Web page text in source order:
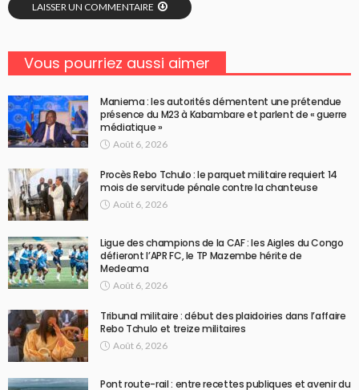
LAISSER UN COMMENTAIRE
Vous pourriez aussi aimer
Maniema : les autorités démentent une prétendue
présence du M23 à Kabambare et parlent de « guerre
médiatique »
Août 6, 2026
Procès Rebo Tchulo : le parquet militaire requiert 14
mois de servitude pénale contre la chanteuse
Août 6, 2026
Ligue des champions de la CAF : les Aigles du Congo
défieront l’APR FC, le TP Mazembe hérite de
Medeama
Août 6, 2026
Tribunal militaire : début des plaidoiries dans l’affaire
Rebo Tchulo et treize militaires
Août 6, 2026
Pont route-rail : entre recettes publiques et avenir du